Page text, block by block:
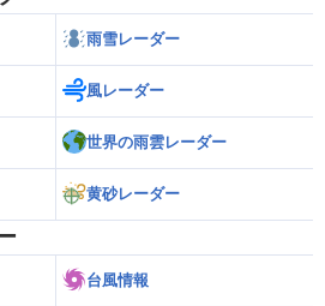
雨雪レーダー
風レーダー
世界の雨雲レーダー
黄砂レーダー
台風情報